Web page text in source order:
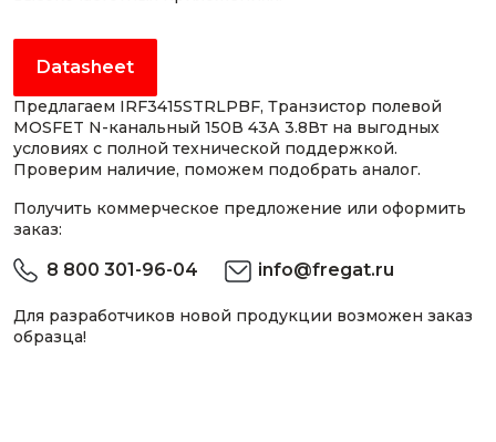
Datasheet
Предлагаем IRF3415STRLPBF, Транзистор полевой
MOSFET N-канальный 150В 43А 3.8Вт на выгодных
условиях с полной технической поддержкой.
Проверим наличие, поможем подобрать аналог.
Получить коммерческое предложение или оформить
заказ:
8 800 301-96-04 info@fregat.ru
Для разработчиков новой продукции возможен заказ
образца!